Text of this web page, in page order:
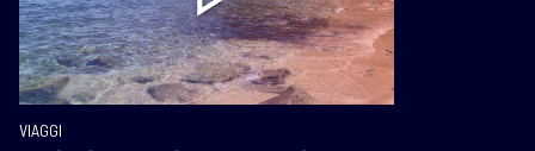
VIAGGI